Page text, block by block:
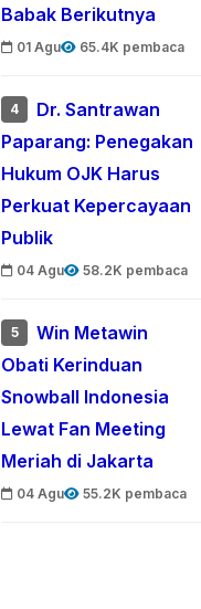
Babak Berikutnya
01 Agu 65.4K pembaca
4
Dr. Santrawan
Paparang: Penegakan
Hukum OJK Harus
Perkuat Kepercayaan
Publik
04 Agu 58.2K pembaca
5
Win Metawin
Obati Kerinduan
Snowball Indonesia
Lewat Fan Meeting
Meriah di Jakarta
04 Agu 55.2K pembaca